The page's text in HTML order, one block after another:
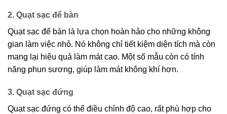
2. Quạt sạc để bàn
Quạt sạc để bàn là lựa chọn hoàn hảo cho những không
gian làm việc nhỏ. Nó không chỉ tiết kiệm diện tích mà còn
mang lại hiệu quả làm mát cao. Một số mẫu còn có tính
năng phun sương, giúp làm mát không khí hơn.
3. Quạt sạc đứng
Quạt sạc đứng có thể điều chỉnh độ cao, rất phù hợp cho